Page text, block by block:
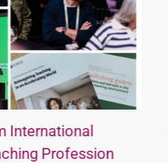
International
Profession